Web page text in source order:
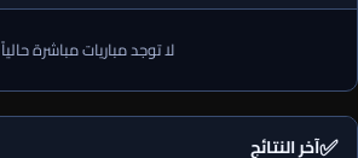
لا توجد مباريات مباشرة حالياً
✅آخر النتائج